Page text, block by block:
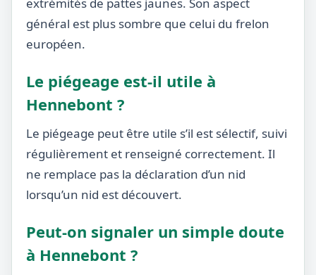
général est plus sombre que celui du frelon
européen.
Le piégeage est-il utile à
Hennebont ?
Le piégeage peut être utile s’il est sélectif, suivi
régulièrement et renseigné correctement. Il
ne remplace pas la déclaration d’un nid
lorsqu’un nid est découvert.
Peut-on signaler un simple doute
à Hennebont ?